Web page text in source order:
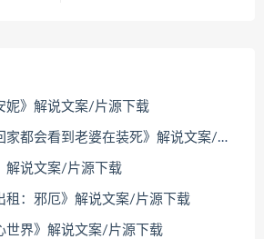
妮》解说文案/片源下载
会看到老婆在装死》解说文案/片源下载
解说文案/片源下载
租：邪厄》解说文案/片源下载
世界》解说文案/片源下载